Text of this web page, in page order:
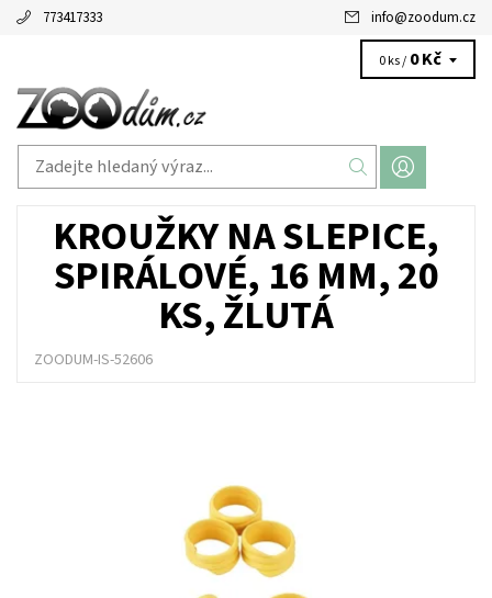
773417333 info@zoodum.cz
0 ks / 0 Kč
KROUŽKY NA SLEPICE,
SPIRÁLOVÉ, 16 MM, 20
KS, ŽLUTÁ
ZOODUM-IS-52606